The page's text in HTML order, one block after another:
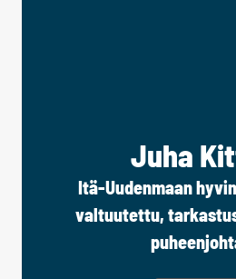
Juha
Itä-Uudenmaan
valtuutettu,